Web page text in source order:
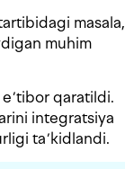
masala,
muhim
qaratildi.
integratsiya
taʼkidlandi.